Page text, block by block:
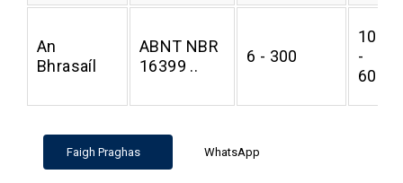
An
Bhrasaíl
ABNT NBR
16399 ..
6 - 300
1000
-
6000
Faigh Praghas WhatsApp